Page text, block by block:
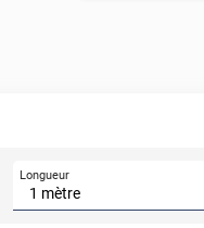
Longueur